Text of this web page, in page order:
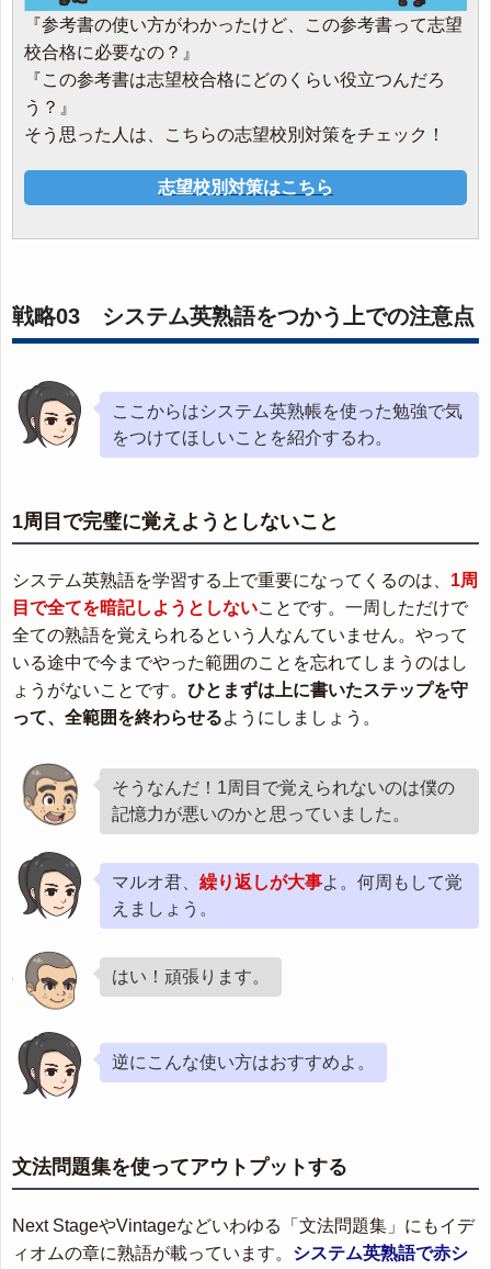
『参考書の使い方がわかったけど、この参考書って志望
校合格に必要なの？』
『この参考書は志望校合格にどのくらい役立つんだろ
う？』
そう思った人は、こちらの志望校別対策をチェック！
志望校別対策はこちら
戦略03 システム英熟語をつかう上での注意点
ここからはシステム英熟帳を使った勉強で気
をつけてほしいことを紹介するわ。
1周目で完璧に覚えようとしないこと
システム英熟語を学習する上で重要になってくるのは、 1周
目で全てを暗記しようとしないことです。一周しただけで
全ての熟語を覚えられるという人なんていません。やって
いる途中で今までやった範囲のことを忘れてしまうのはし
ょうがないことです。 ひとまずは上に書いたステップを守
って、全範囲を終わらせるようにしましょう。
そうなんだ！1周目で覚えられないのは僕の
記憶力が悪いのかと思っていました。
マルオ君、 繰り返しが大事よ。何周もして覚
えましょう。
はい！頑張ります。
逆にこんな使い方はおすすめよ。
文法問題集を使ってアウトプットする
Next StageやVintageなどいわゆる「文法問題集」にもイデ
ィオムの章に熟語が載っています。 システム英熟語で赤シ